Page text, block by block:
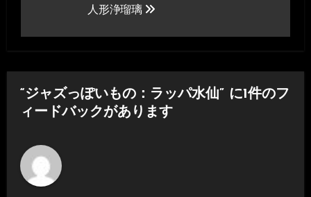
ゲ
ー
シ
ョ
人形浄瑠璃
“ジャズっぽいもの：ラッパ水仙” に1件のフ
ィードバックがあります